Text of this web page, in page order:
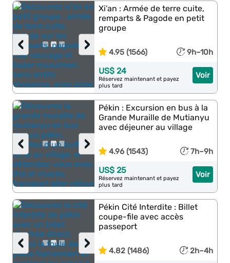
›
‹
Xi’an : Armée de terre cuite,
remparts & Pagode en petit
groupe
4.95 (1566) 9h–10h
Voir
US$ 24
Réservez maintenant et payez
plus tard
›
‹
Pékin : Excursion en bus à la
Grande Muraille de Mutianyu
avec déjeuner au village
4.96 (1543) 7h–9h
Voir
US$ 25
Réservez maintenant et payez
plus tard
›
‹
Pékin Cité Interdite : Billet
coupe-file avec accès
passeport
4.82 (1486) 2h–4h